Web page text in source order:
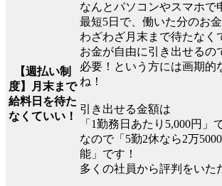
【週払い制
度】月末まで
給料日を待た
なくていい！
なんとパソコンやスマホで
最短5日で、働いた分のお金
わざわざ月末まで待たなく
お金が自由に引き出せるの
必要！という方には画期的
ね！
引き出せる金額は
「1勤務日あたり5,000円」
なので「5勤2休なら2万
能」です！
多くの社員から評判をいた